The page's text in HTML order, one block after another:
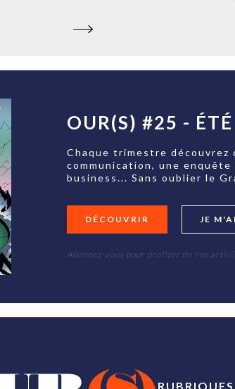
OUR(S) #25 -
Chaque trimestre découvrez
communication, une
business... Sans oublier le
DÉCOUVRIR JE
Abonnez-vous pour profiter de nos
RUBRIQUES